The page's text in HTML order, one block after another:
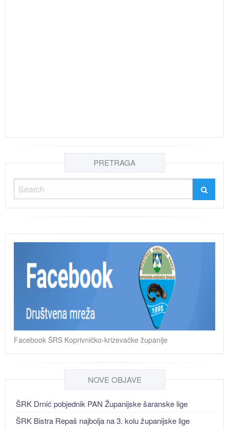
PRETRAGA
Facebook ŠRS Koprivničko-krizevačke županije
NOVE OBJAVE
ŠRK Drnić pobjednik PAN Županijske šaranske lige
ŠRK Bistra Repaš najbolja na 3. kolu županijske lige